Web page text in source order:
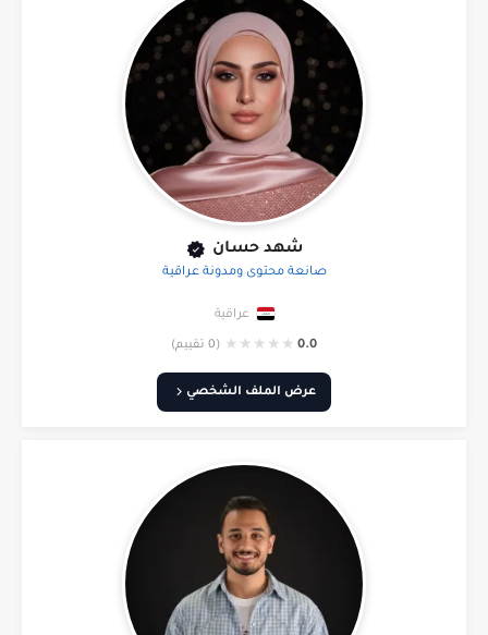
شهد حسان
صانعة محتوى ومدونة عراقية
عراقية
0.0
★
★
★
★
★ (0 تقييم)
عرض الملف الشخصي